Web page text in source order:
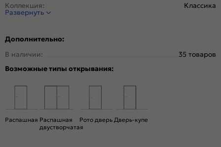
Коллекция:
Классика
Стиль:
Система открывания:
Конструкция двери:
Филенчатая
Цвет:
Общий цвет:
Поверхность:
Гладкая, приятная на ощупь
Развернуть
Дополнительно:
В наличии:
35 товаров
Возможные типы открывания:
Распашная Распашная
двустворчатая
Рото дверь Дверь-купе